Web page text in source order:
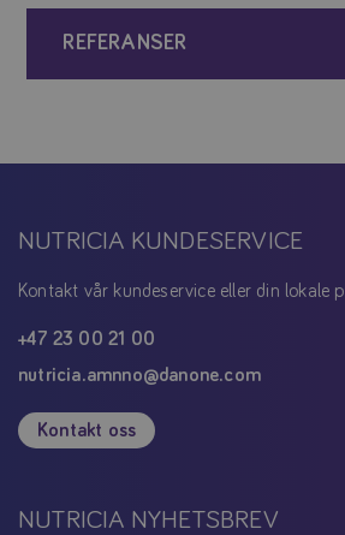
REFERANSER
NUTRICIA KUNDESERVICE
Kontakt vår kundeservice eller din lokale
+47 23 00 21 00
nutricia.amnno@danone.com
Kontakt oss
NUTRICIA NYHETSBREV